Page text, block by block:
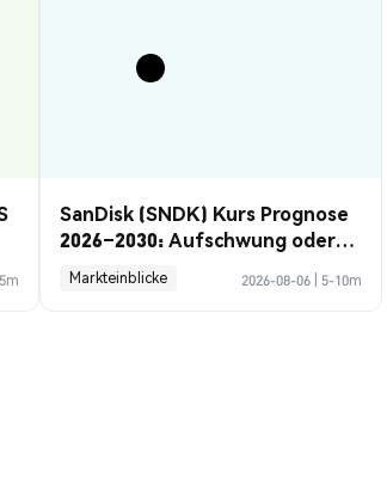
SanDisk (SNDK) Kurs Prognose
2026–2030: Aufschwung oder
Rückzug?
Markteinblicke 2026-08-06 5-10m